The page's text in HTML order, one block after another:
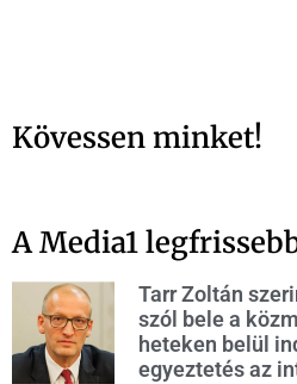
Kövessen minket!
A Media1
Tarr Zoltán
szól bele a
heteken belül
egyeztetés az